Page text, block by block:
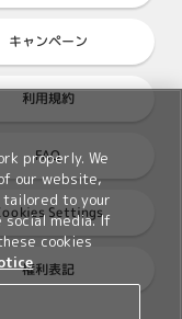
キャンペーン
利用規約
FAQ
Settings
権利表記
properly. We
our website,
to your
media. If
cookies